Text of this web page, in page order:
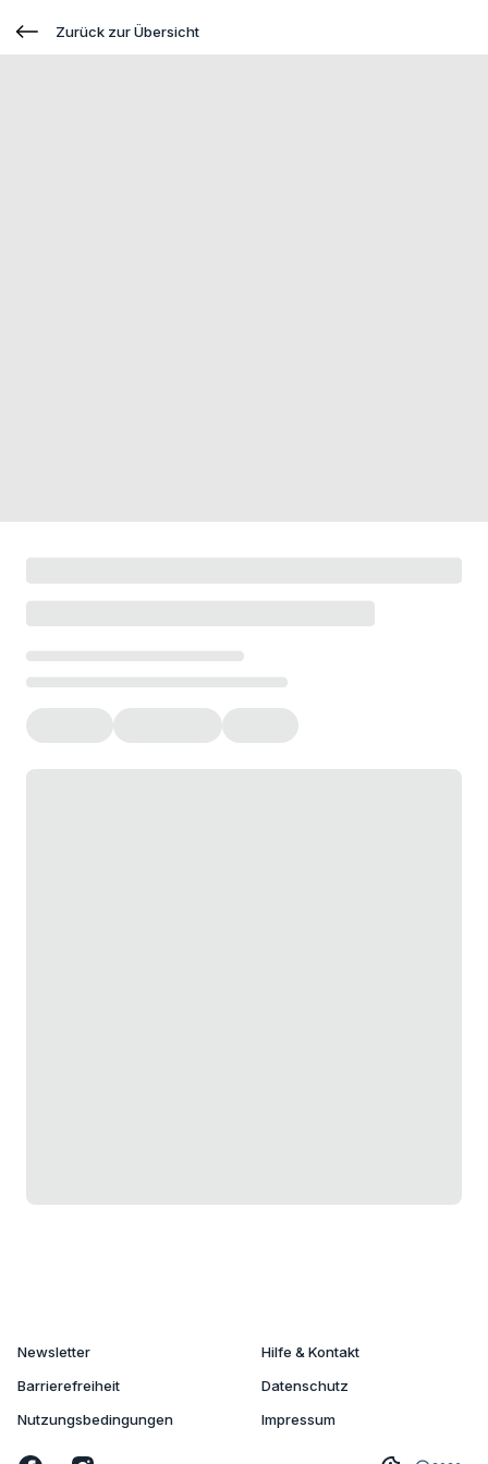
Zurück zur Übersicht
Newsletter
Hilfe & Kontakt
Barrierefreiheit
Datenschutz
Nutzungsbedingungen
Impressum